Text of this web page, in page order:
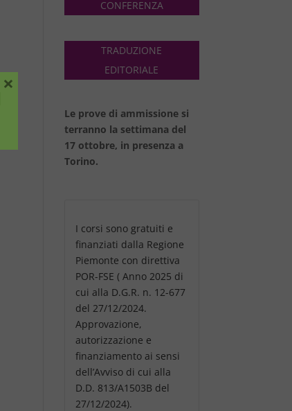
CONFERENZA
TRADUZIONE
EDITORIALE
Le prove di ammissione si
terranno la settimana del
17 ottobre, in presenza a
Torino.
I corsi sono gratuiti e
finanziati dalla Regione
Piemonte con direttiva
POR-FSE ( Anno 2025 di
cui alla D.G.R. n. 12-677
del 27/12/2024.
Approvazione,
autorizzazione e
finanziamento ai sensi
dell’Avviso di cui alla
D.D. 813/A1503B del
27/12/2024).
×